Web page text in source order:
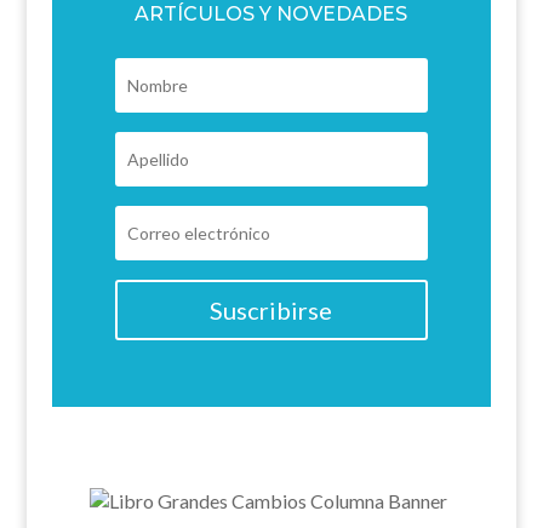
ARTÍCULOS Y NOVEDADES
Suscribirse